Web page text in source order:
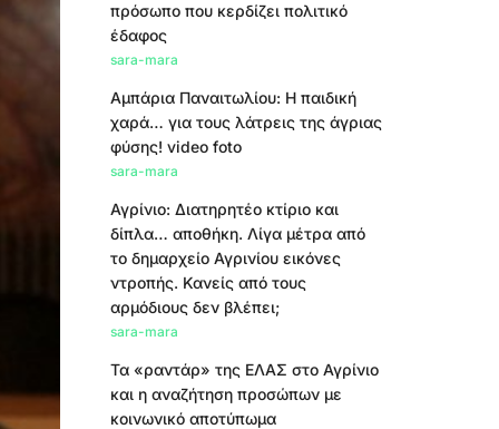
πρόσωπο που κερδίζει πολιτικό
έδαφος
sara-mara
Αμπάρια Παναιτωλίου: Η παιδική
χαρά… για τους λάτρεις της άγριας
φύσης! video foto
sara-mara
Αγρίνιο: Διατηρητέο κτίριο και
δίπλα… αποθήκη. Λίγα μέτρα από
το δημαρχείο Αγρινίου εικόνες
ντροπής. Κανείς από τους
αρμόδιους δεν βλέπει;
sara-mara
Τα «ραντάρ» της ΕΛΑΣ στο Αγρίνιο
και η αναζήτηση προσώπων με
κοινωνικό αποτύπωμα